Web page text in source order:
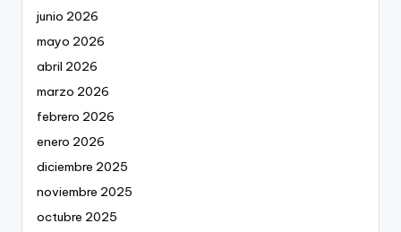
junio 2026
mayo 2026
abril 2026
marzo 2026
febrero 2026
enero 2026
diciembre 2025
noviembre 2025
octubre 2025